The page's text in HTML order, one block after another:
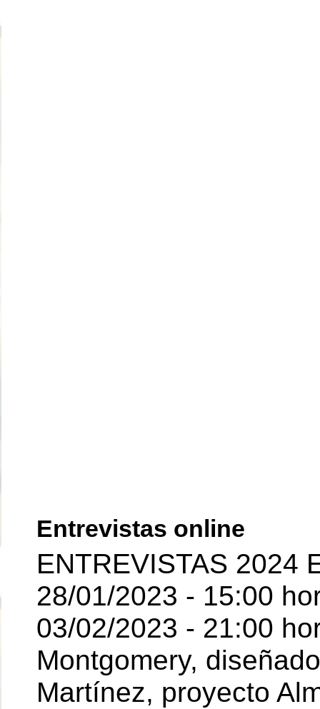
Entrevistas online
ENTREVISTAS 2024
28/01/2023 - 15:00
03/02/2023 - 21:00
Montgomery,
Martínez, proyecto